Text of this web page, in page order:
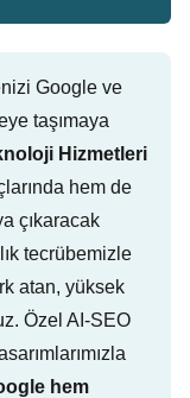
Google ve
taşımaya
Hizmetleri
hem de
çıkaracak
tecrübemizle
atan, yüksek
Özel AI-SEO
hem